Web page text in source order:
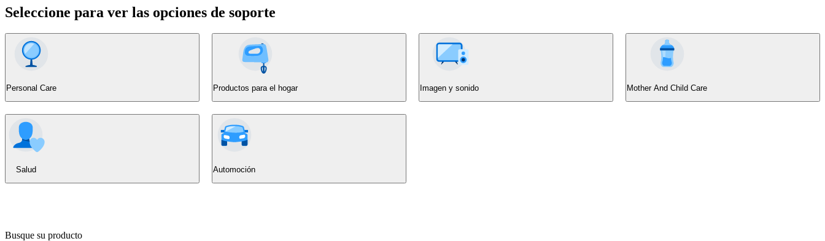
Seleccione para ver las opciones de soporte
Personal Care Productos para el hogar Imagen y sonido Mother And Child Care
Salud Automoción
Busque su producto